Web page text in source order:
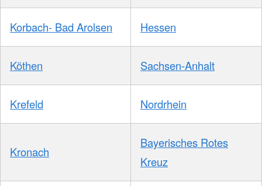
Korbach- Bad Arolsen Hessen
Köthen Sachsen-Anhalt
Krefeld Nordrhein
Kronach
Bayerisches Rotes
Kreuz